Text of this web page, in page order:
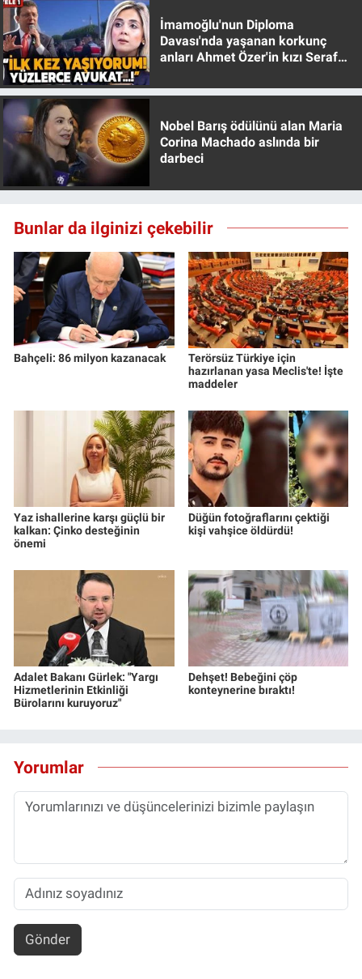
İmamoğlu'nun Diploma
Davası'nda yaşanan korkunç
anları Ahmet Özer'in kızı Seraf
Nobel Barış ödülünü alan Maria
Corina Machado aslında bir
darbeci
Bunlar da ilginizi çekebilir
Bahçeli: 86 milyon kazanacak
Terörsüz Türkiye için
hazırlanan yasa Meclis'te! İşte
maddeler
Yaz ishallerine karşı güçlü bir
kalkan: Çinko desteğinin
önemi
Düğün fotoğraflarını çektiği
kişi vahşice öldürdü!
Adalet Bakanı Gürlek: "Yargı
Hizmetlerinin Etkinliği
Bürolarını kuruyoruz"
Dehşet! Bebeğini çöp
konteynerine bıraktı!
Yorumlar
Gönder